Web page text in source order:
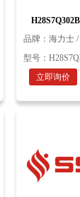
品牌： 海力士 /
型号：
立即询价